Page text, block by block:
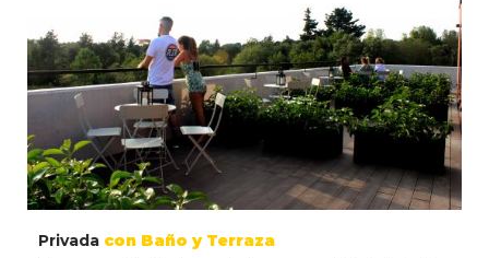
Privada con Baño y Terraza